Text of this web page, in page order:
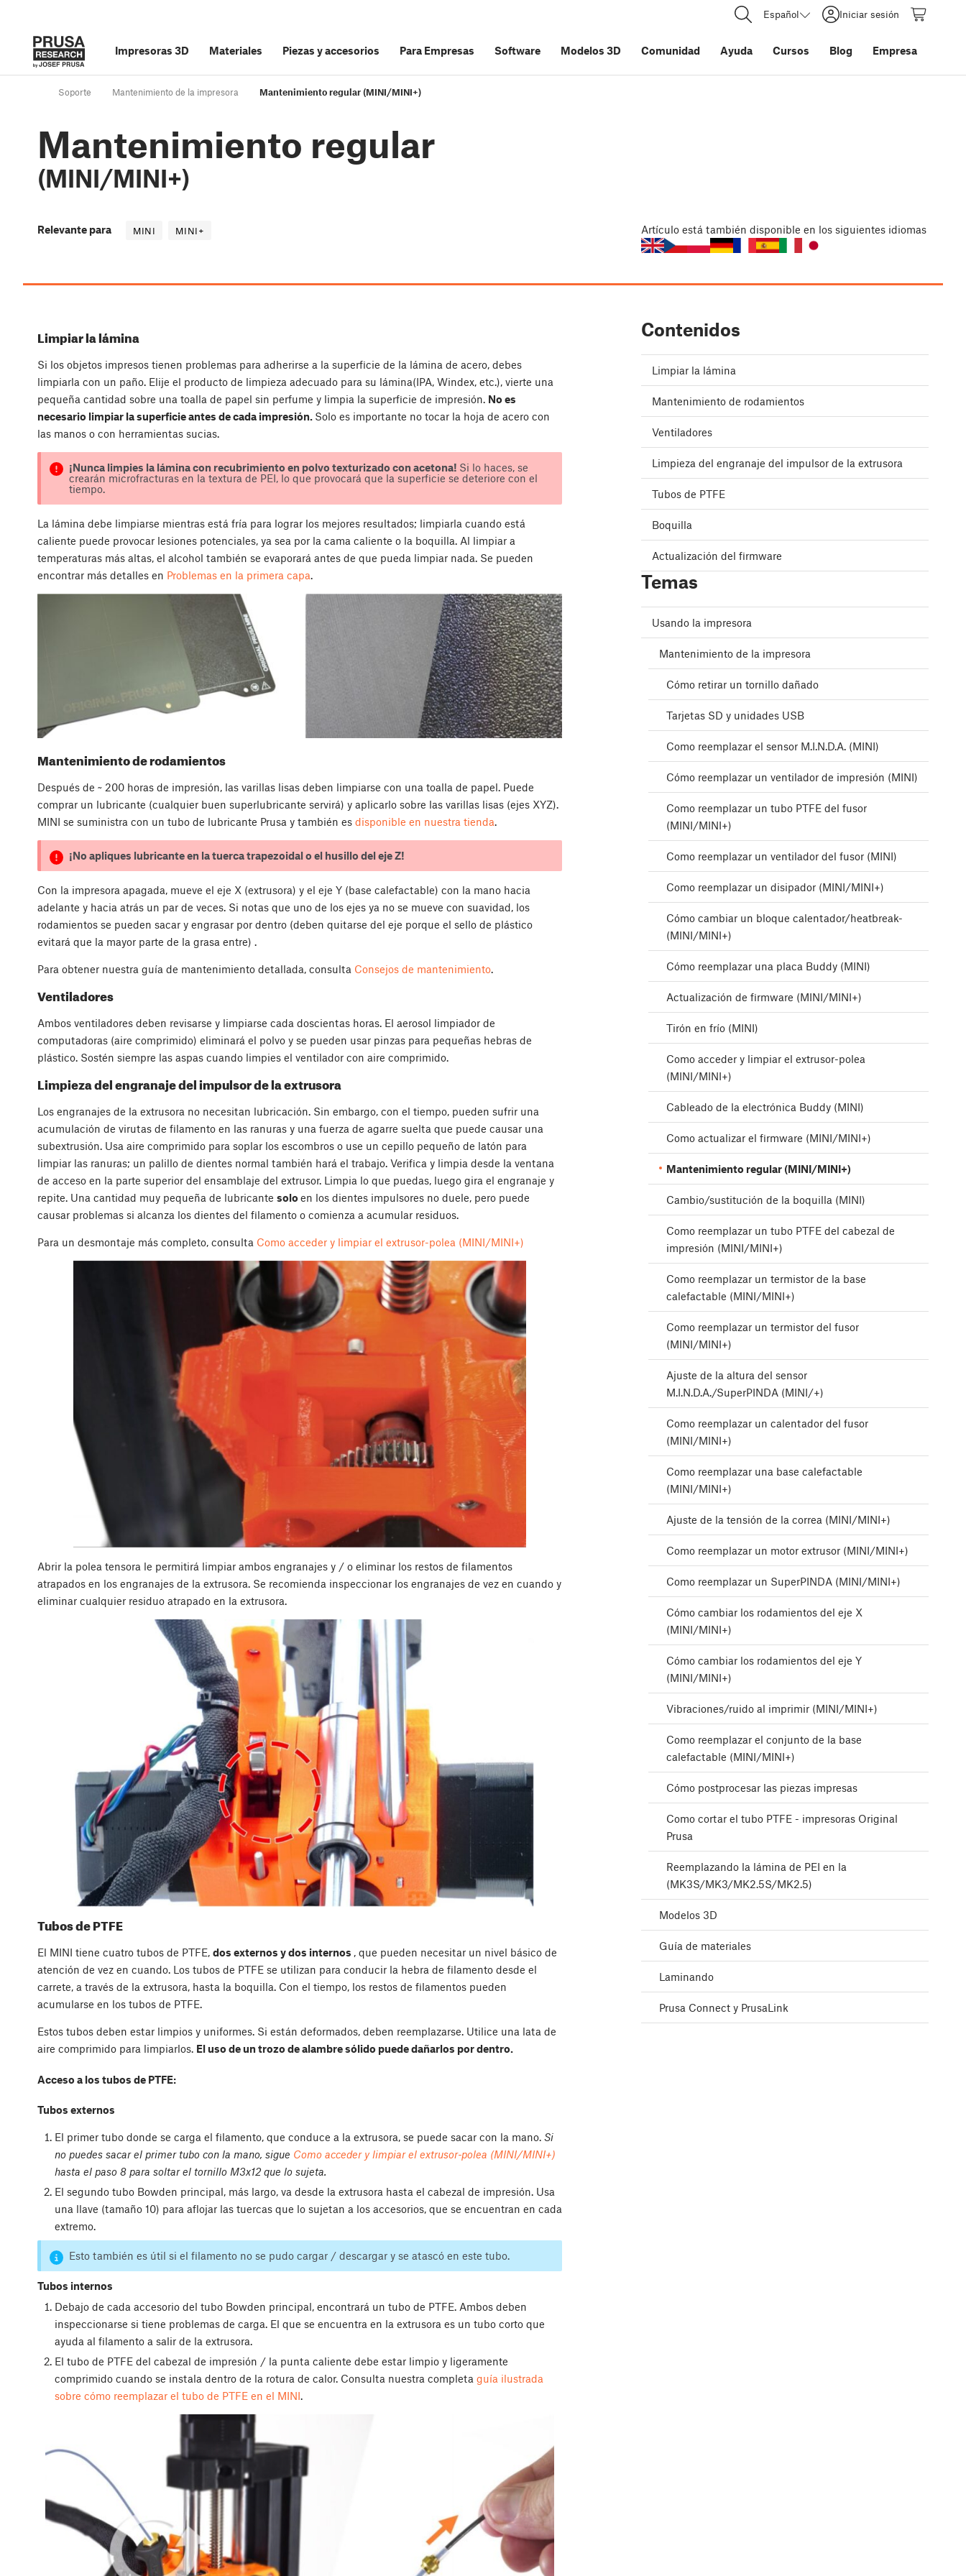
Español Iniciar sesión
Impresoras 3D Materiales Piezas y accesorios Para Empresas Software Modelos 3D Comunidad Ayuda Cursos Blog Empresa
Soporte Mantenimiento de la impresora Mantenimiento regular (MINI/MINI+)
Mantenimiento regular
(MINI/MINI+)
Relevante para MINI MINI+ Artículo está también disponible en los siguientes idiomas
Limpiar la lámina
Si los objetos impresos tienen problemas para adherirse a la superficie de la lámina de acero, debes
limpiarla con un paño. Elije el producto de limpieza adecuado para su lámina(IPA, Windex, etc.), vierte una
pequeña cantidad sobre una toalla de papel sin perfume y limpia la superficie de impresión. No es
necesario limpiar la superficie antes de cada impresión. Solo es importante no tocar la hoja de acero con
las manos o con herramientas sucias.
¡Nunca limpies la lámina con recubrimiento en polvo texturizado con acetona! Si lo haces, se
crearán microfracturas en la textura de PEI, lo que provocará que la superficie se deteriore con el
tiempo.
La lámina debe limpiarse mientras está fría para lograr los mejores resultados; limpiarla cuando está
caliente puede provocar lesiones potenciales, ya sea por la cama caliente o la boquilla. Al limpiar a
temperaturas más altas, el alcohol también se evaporará antes de que pueda limpiar nada. Se pueden
encontrar más detalles en Problemas en la primera capa.
Mantenimiento de rodamientos
Después de ~ 200 horas de impresión, las varillas lisas deben limpiarse con una toalla de papel. Puede
comprar un lubricante (cualquier buen superlubricante servirá) y aplicarlo sobre las varillas lisas (ejes XYZ).
MINI se suministra con un tubo de lubricante Prusa y también es disponible en nuestra tienda.
¡No apliques lubricante en la tuerca trapezoidal o el husillo del eje Z!
Con la impresora apagada, mueve el eje X (extrusora) y el eje Y (base calefactable) con la mano hacia
adelante y hacia atrás un par de veces. Si notas que uno de los ejes ya no se mueve con suavidad, los
rodamientos se pueden sacar y engrasar por dentro (deben quitarse del eje porque el sello de plástico
evitará que la mayor parte de la grasa entre) .
Para obtener nuestra guía de mantenimiento detallada, consulta Consejos de mantenimiento.
Ventiladores
Ambos ventiladores deben revisarse y limpiarse cada doscientas horas. El aerosol limpiador de
computadoras (aire comprimido) eliminará el polvo y se pueden usar pinzas para pequeñas hebras de
plástico. Sostén siempre las aspas cuando limpies el ventilador con aire comprimido.
Limpieza del engranaje del impulsor de la extrusora
Los engranajes de la extrusora no necesitan lubricación. Sin embargo, con el tiempo, pueden sufrir una
acumulación de virutas de filamento en las ranuras y una fuerza de agarre suelta que puede causar una
subextrusión. Usa aire comprimido para soplar los escombros o use un cepillo pequeño de latón para
limpiar las ranuras; un palillo de dientes normal también hará el trabajo. Verifica y limpia desde la ventana
de acceso en la parte superior del ensamblaje del extrusor. Limpia lo que puedas, luego gira el engranaje y
repite. Una cantidad muy pequeña de lubricante solo en los dientes impulsores no duele, pero puede
causar problemas si alcanza los dientes del filamento o comienza a acumular residuos.
Para un desmontaje más completo, consulta Como acceder y limpiar el extrusor-polea (MINI/MINI+)
Abrir la polea tensora le permitirá limpiar ambos engranajes y / o eliminar los restos de filamentos
atrapados en los engranajes de la extrusora. Se recomienda inspeccionar los engranajes de vez en cuando y
eliminar cualquier residuo atrapado en la extrusora.
Tubos de PTFE
El MINI tiene cuatro tubos de PTFE, dos externos y dos internos , que pueden necesitar un nivel básico de
atención de vez en cuando. Los tubos de PTFE se utilizan para conducir la hebra de filamento desde el
carrete, a través de la extrusora, hasta la boquilla. Con el tiempo, los restos de filamentos pueden
acumularse en los tubos de PTFE.
Estos tubos deben estar limpios y uniformes. Si están deformados, deben reemplazarse. Utilice una lata de
aire comprimido para limpiarlos. El uso de un trozo de alambre sólido puede dañarlos por dentro.
Acceso a los tubos de PTFE:
Tubos externos
El primer tubo donde se carga el filamento, que conduce a la extrusora, se puede sacar con la mano. Si
no puedes sacar el primer tubo con la mano, sigue Como acceder y limpiar el extrusor-polea (MINI/MINI+)
hasta el paso 8 para soltar el tornillo M3x12 que lo sujeta.
El segundo tubo Bowden principal, más largo, va desde la extrusora hasta el cabezal de impresión. Usa
una llave (tamaño 10) para aflojar las tuercas que lo sujetan a los accesorios, que se encuentran en cada
extremo.
Esto también es útil si el filamento no se pudo cargar / descargar y se atascó en este tubo.
Tubos internos
Debajo de cada accesorio del tubo Bowden principal, encontrará un tubo de PTFE. Ambos deben
inspeccionarse si tiene problemas de carga. El que se encuentra en la extrusora es un tubo corto que
ayuda al filamento a salir de la extrusora.
El tubo de PTFE del cabezal de impresión / la punta caliente debe estar limpio y ligeramente
comprimido cuando se instala dentro de la rotura de calor. Consulta nuestra completa guía ilustrada
sobre cómo reemplazar el tubo de PTFE en el MINI.
Contenidos
Limpiar la lámina
Mantenimiento de rodamientos
Ventiladores
Limpieza del engranaje del impulsor de la extrusora
Tubos de PTFE
Boquilla
Actualización del firmware
Temas
Usando la impresora
Mantenimiento de la impresora
Cómo retirar un tornillo dañado
Tarjetas SD y unidades USB
Como reemplazar el sensor M.I.N.D.A. (MINI)
Cómo reemplazar un ventilador de impresión (MINI)
Como reemplazar un tubo PTFE del fusor
(MINI/MINI+)
Como reemplazar un ventilador del fusor (MINI)
Como reemplazar un disipador (MINI/MINI+)
Cómo cambiar un bloque calentador/heatbreak-
(MINI/MINI+)
Cómo reemplazar una placa Buddy (MINI)
Actualización de firmware (MINI/MINI+)
Tirón en frío (MINI)
Como acceder y limpiar el extrusor-polea
(MINI/MINI+)
Cableado de la electrónica Buddy (MINI)
Como actualizar el firmware (MINI/MINI+)
Mantenimiento regular (MINI/MINI+)
Cambio/sustitución de la boquilla (MINI)
Como reemplazar un tubo PTFE del cabezal de
impresión (MINI/MINI+)
Como reemplazar un termistor de la base
calefactable (MINI/MINI+)
Como reemplazar un termistor del fusor
(MINI/MINI+)
Ajuste de la altura del sensor
M.I.N.D.A./SuperPINDA (MINI/+)
Como reemplazar un calentador del fusor
(MINI/MINI+)
Como reemplazar una base calefactable
(MINI/MINI+)
Ajuste de la tensión de la correa (MINI/MINI+)
Como reemplazar un motor extrusor (MINI/MINI+)
Como reemplazar un SuperPINDA (MINI/MINI+)
Cómo cambiar los rodamientos del eje X
(MINI/MINI+)
Cómo cambiar los rodamientos del eje Y
(MINI/MINI+)
Vibraciones/ruido al imprimir (MINI/MINI+)
Como reemplazar el conjunto de la base
calefactable (MINI/MINI+)
Cómo postprocesar las piezas impresas
Como cortar el tubo PTFE - impresoras Original
Prusa
Reemplazando la lámina de PEI en la
(MK3S/MK3/MK2.5S/MK2.5)
Modelos 3D
Guía de materiales
Laminando
Prusa Connect y PrusaLink